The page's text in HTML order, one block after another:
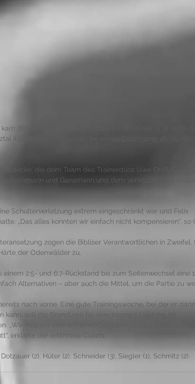
die stark ersatzgeschwächte TG Biblis mit 21:31 unter
II zeichnete sich bereits im ersten Durchgang ab, als die
die dem Team des Trainerduos Uwe Groß/Sascha
Nathmann und Gansmann und dem verletzten Lars
Schulterverletzung extrem eingeschränkt war und Felix
„Das alles konnten wir einfach nicht kompensieren“, so
zogen die Bibliser Verantwortlichen in Zweifel.
der Odenwälder zu.
2:5- und 6:7-Rückstand bis zum Seitenwechsel eine
Alternativen – aber auch die Mittel, um die Partie zu
nach vorne. Eine gute Trainingswoche, bei der er
soll die Grundlage für eine bessere Leistung im
„Wir müssen eine drohende Negativspirale abwenden,
erklärte der erfahrene Coach.
(2), Hüter (2), Schneider (3), Siegler (1), Schmitz (2).